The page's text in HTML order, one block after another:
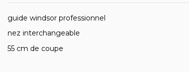
guide windsor professionnel
nez interchangeable
55 cm de coupe